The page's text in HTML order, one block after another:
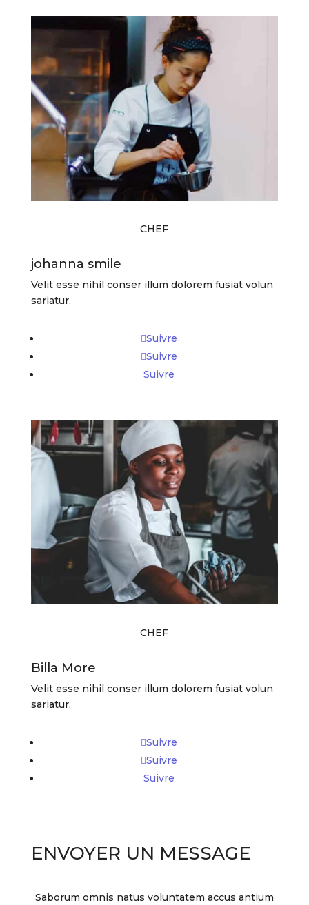
CHEF
johanna smile
Velit esse nihil conser illum dolorem fusiat volun
sariatur.
Suivre
Suivre
Suivre
CHEF
Billa More
Velit esse nihil conser illum dolorem fusiat volun
sariatur.
Suivre
Suivre
Suivre
ENVOYER UN MESSAGE
Saborum omnis natus voluntatem accus antium